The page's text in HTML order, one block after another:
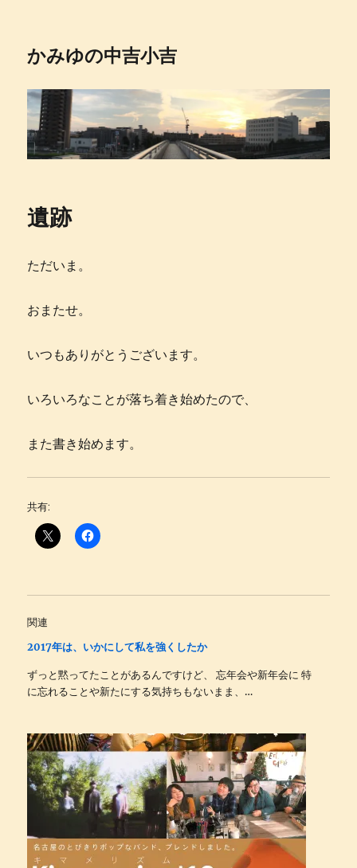
かみゆの中吉小吉
遺跡
ただいま。
おまたせ。
いつもありがとうございます。
いろいろなことが落ち着き始めたので、
また書き始めます。
共有:
関連
2017年は、いかにして私を強くしたか
ずっと黙ってたことがあるんですけど、 忘年会や新年会に 特
に忘れることや新たにする気持ちもないまま、…